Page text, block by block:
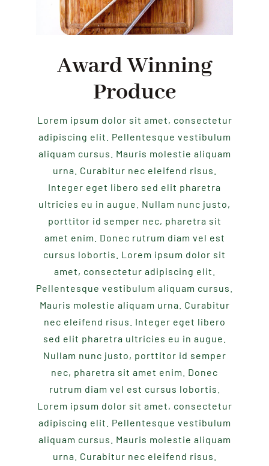
Award Winning
Produce
Lorem ipsum dolor sit amet, consectetur
adipiscing elit. Pellentesque vestibulum
aliquam cursus. Mauris molestie aliquam
urna. Curabitur nec eleifend risus.
Integer eget libero sed elit pharetra
ultricies eu in augue. Nullam nunc justo,
porttitor id semper nec, pharetra sit
amet enim. Donec rutrum diam vel est
cursus lobortis. Lorem ipsum dolor sit
amet, consectetur adipiscing elit.
Pellentesque vestibulum aliquam cursus.
Mauris molestie aliquam urna. Curabitur
nec eleifend risus. Integer eget libero
sed elit pharetra ultricies eu in augue.
Nullam nunc justo, porttitor id semper
nec, pharetra sit amet enim. Donec
rutrum diam vel est cursus lobortis.
Lorem ipsum dolor sit amet, consectetur
adipiscing elit. Pellentesque vestibulum
aliquam cursus. Mauris molestie aliquam
urna. Curabitur nec eleifend risus.